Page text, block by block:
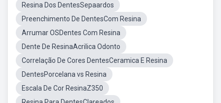
Resina Dos DentesSepaardos
Preenchimento De DentesCom Resina
Arrumar OSDentes Com Resina
Dente De ResinaAcrilica Odonto
Correlação De Cores DentesCeramica E Resina
DentesPorcelana vs Resina
Escala De Cor ResinaZ350